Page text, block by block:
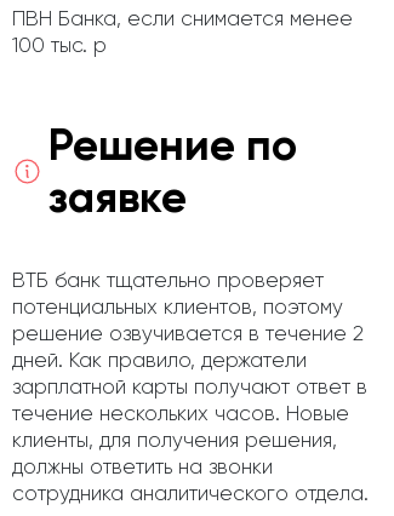
ПВН Банка, если снимается менее
100 тыс. р
Решение по
заявке
ВТБ банк тщательно проверяет
потенциальных клиентов, поэтому
решение озвучивается в течение 2
дней. Как правило, держатели
зарплатной карты получают ответ в
течение нескольких часов. Новые
клиенты, для получения решения,
должны ответить на звонки
сотрудника аналитического отдела.